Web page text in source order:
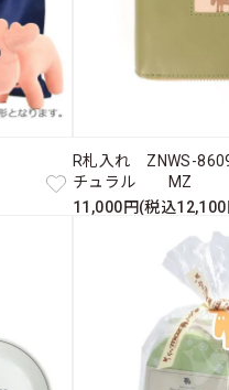
R札入れ ZNWS-
チュラル MZ
11,000円(税込12,100